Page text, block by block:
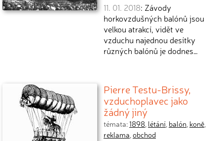
11. 01. 2018: Závody
horkovzdušných balónů jsou
velkou atrakcí, vidět ve
vzduchu najednou desítky
různých balónů je dodnes…
Pierre Testu-Brissy,
vzduchoplavec jako
žádný jiný
témata:1898, létání, balón, koně,
reklama,obchod